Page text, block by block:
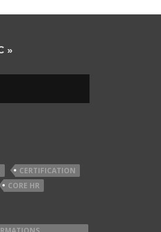
»
CERTIFICATION
CORE HR